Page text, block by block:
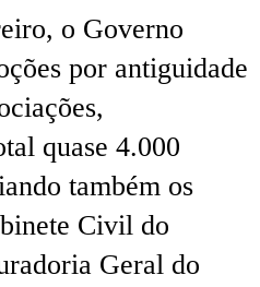
o Governo
por antiguidade
quase 4.000
também os
Civil do
Geral do